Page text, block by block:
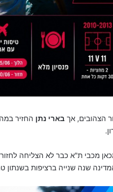
הצהובים, אך בארי נתן החזיר
מכבי ת"א כבר לא הצליחה